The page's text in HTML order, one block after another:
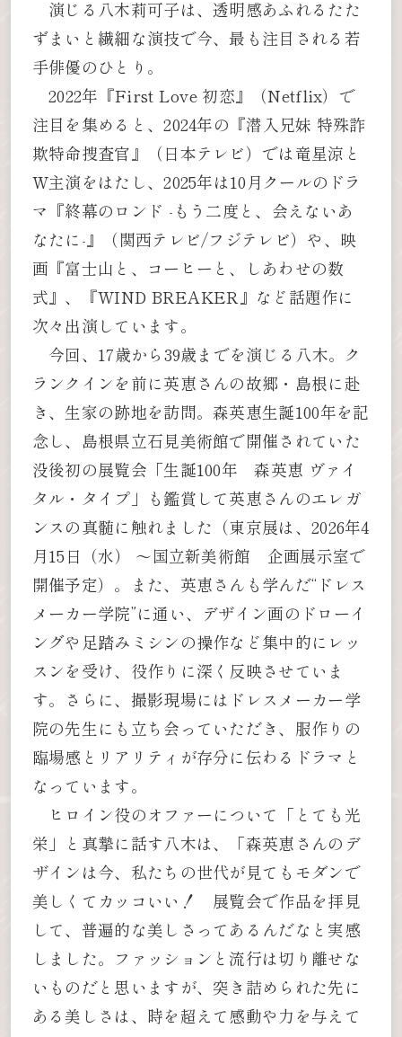
演じる八木莉可子は、透明感あふれるたた
ずまいと繊細な演技で今、最も注目される若
手俳優のひとり。
2022年『First Love 初恋』（Netflix）で
注目を集めると、2024年の『潜入兄妹 特殊詐
欺特命捜査官』（日本テレビ）では竜星涼と
W主演をはたし、2025年は10月クールのドラ
マ『終幕のロンド -もう二度と、会えないあ
なたに-』（関西テレビ/フジテレビ）や、映
画『富士山と、コーヒーと、しあわせの数
式』、『WIND BREAKER』など話題作に
次々出演しています。
今回、17歳から39歳までを演じる八木。ク
ランクインを前に英恵さんの故郷・島根に赴
き、生家の跡地を訪問。森英恵生誕100年を記
念し、島根県立石見美術館で開催されていた
没後初の展覧会「生誕100年 森英恵 ヴァイ
タル・タイプ」も鑑賞して英恵さんのエレガ
ンスの真髄に触れました（東京展は、2026年4
月15日（水） ～国立新美術館 企画展示室で
開催予定）。また、英恵さんも学んだ“ドレス
メーカー学院”に通い、デザイン画のドローイ
ングや足踏みミシンの操作など集中的にレッ
スンを受け、役作りに深く反映させていま
す。さらに、撮影現場にはドレスメーカー学
院の先生にも立ち会っていただき、服作りの
臨場感とリアリティが存分に伝わるドラマと
なっています。
ヒロイン役のオファーについて「とても光
栄」と真摯に話す八木は、「森英恵さんのデ
ザインは今、私たちの世代が見てもモダンで
美しくてカッコいい！ 展覧会で作品を拝見
して、普遍的な美しさってあるんだなと実感
しました。ファッションと流行は切り離せな
いものだと思いますが、突き詰められた先に
ある美しさは、時を超えて感動や力を与えて